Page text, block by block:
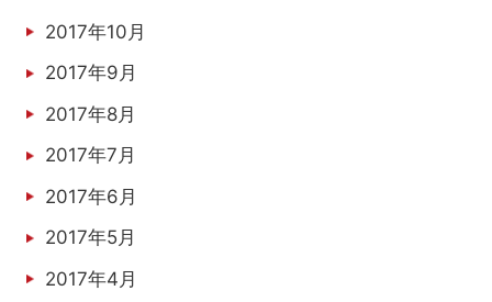
2017年10月
2017年9月
2017年8月
2017年7月
2017年6月
2017年5月
2017年4月